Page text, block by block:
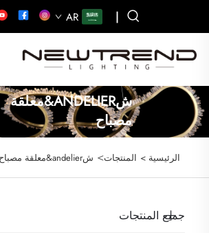
|
AR
شANDELIER&معلقة
مصباح
الرئيسية > المنتجات> شandelier&معلقة مصباح
جميع المنتجات